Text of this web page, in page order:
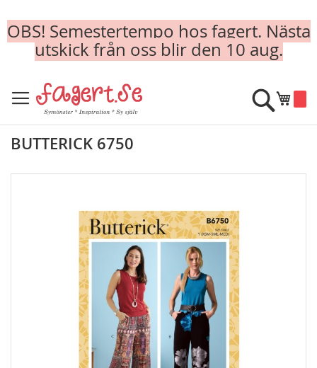
OBS! Semestertempo hos fagert. Nästa
utskick från oss blir den 10 aug.
to
Content
Min
Sök
BUTTERICK 6750